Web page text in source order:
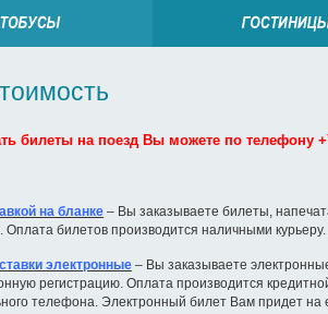
билеты на поезд Вы можете по телефону
на бланке – Вы заказываете билеты,
Оплата билетов производится наличными курьеру.
электронные – Вы заказываете
регистрацию. Оплата производится
телефона. Электронный билет Вам придет на